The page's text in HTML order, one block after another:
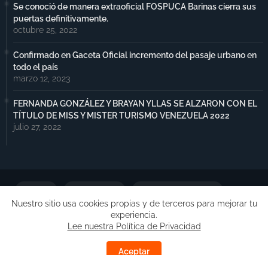
Se conoció de manera extraoficial FOSPUCA Barinas cierra sus
puertas definitivamente.
octubre 25, 2022
Confirmado en Gaceta Oficial incremento del pasaje urbano en
todo el país
marzo 12, 2023
FERNANDA GONZÁLEZ Y BRAYAN YLLAS SE ALZARON CON EL
TÍTULO DE MISS Y MISTER TURISMO VENEZUELA 2022
julio 27, 2022
Free Blogger Templates
| Desarrollado por
Nuestro sitio usa cookies propias y de terceros para mejorar tu
experiencia.
Lee nuestra Política de Privacidad
Aceptar